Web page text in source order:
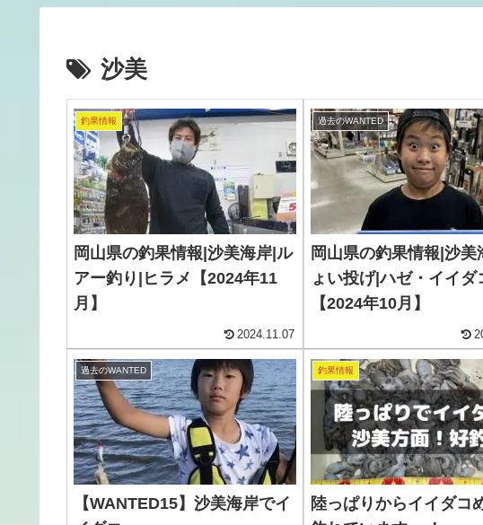
沙美
釣果情報
岡山県の釣果情報|沙美海岸|ル
アー釣り|ヒラメ【2024年11
月】
2024.11.07
過去のWANTED
岡山県の釣果情報|沙美
ょい投げ|ハゼ・イイダ
【2024年10月】
過去のWANTED
【WANTED15】沙美海岸でイ
釣果情報
陸っぱりからイイダコ